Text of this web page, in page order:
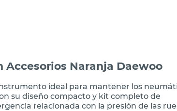
Accesorios Naranja Daewoo
ideal para mantener los
su diseño compacto y kit completo de
relacionada con la presión de las